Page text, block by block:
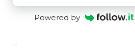
Powered by